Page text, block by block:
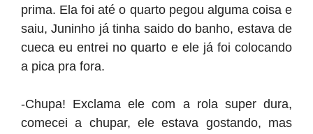
prima. Ela foi até o quarto pegou alguma coisa e
saiu, Juninho já tinha saido do banho, estava de
cueca eu entrei no quarto e ele já foi colocando
a pica pra fora.
-Chupa! Exclama ele com a rola super dura,
comecei a chupar, ele estava gostando, mas